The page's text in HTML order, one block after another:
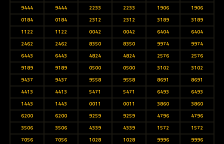
9444
9444 2233 2233 1906
1906
0184
0184 2312 2312 3189
3189
1122
1122 0042 0042 6404
6404
2462
2462 8350 8350 9974
9974
6443
6443 4824 4824 2576
2576
9189
9189 0500 0500 3102
3102
9437
9437 9558 9558 8691
8691
4413
4413 5471 5471 6493
6493
1443
1443 0011 0011 3860
3860
6200
6200 9259 9259 4796
4796
3506
3506 4339 4339 1572
1572
7056
7056 1028 1028 9996
9996